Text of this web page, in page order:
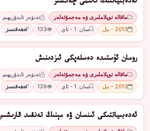
ماقالە توپلاملىرى ۋە مەجمۇئەلەر ئەنۋەر ئابدۇرېھىم
2013 - يىل
سان: 1 - ئاي 133 ھەقسىز
رومان ئۈستىدە دەسلەپكى ئىزدىنىش
ماقالە توپلاملىرى ۋە مەجمۇئەلەر ئەنۋەر ئابدۇرېھىم
2013 - يىل
سان: 1 - ئاي 139 ھەقسىز
ئەدەبىياتتىكى ئىنسان ۋە مېنىڭ تەنقىد قارىشىم